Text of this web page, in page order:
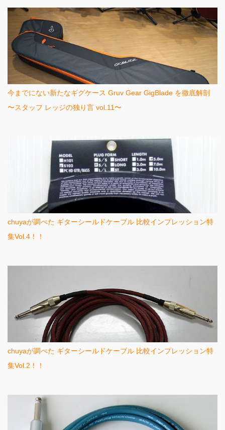
今までにない新たなギグケース Gruv Gear GigBlade を徹底解剖
〜スタッフ レッジの独り言 vol.11〜
chuyaが調べた ギターシールドケーブル 比較インプレッション特
集Vol.4！！
chuyaが調べた ギターシールドケーブル 比較インプレッション特
集Vol.2！！